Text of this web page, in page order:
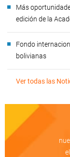
Más
edición de la
Fondo
bolivianas
Ver todas las